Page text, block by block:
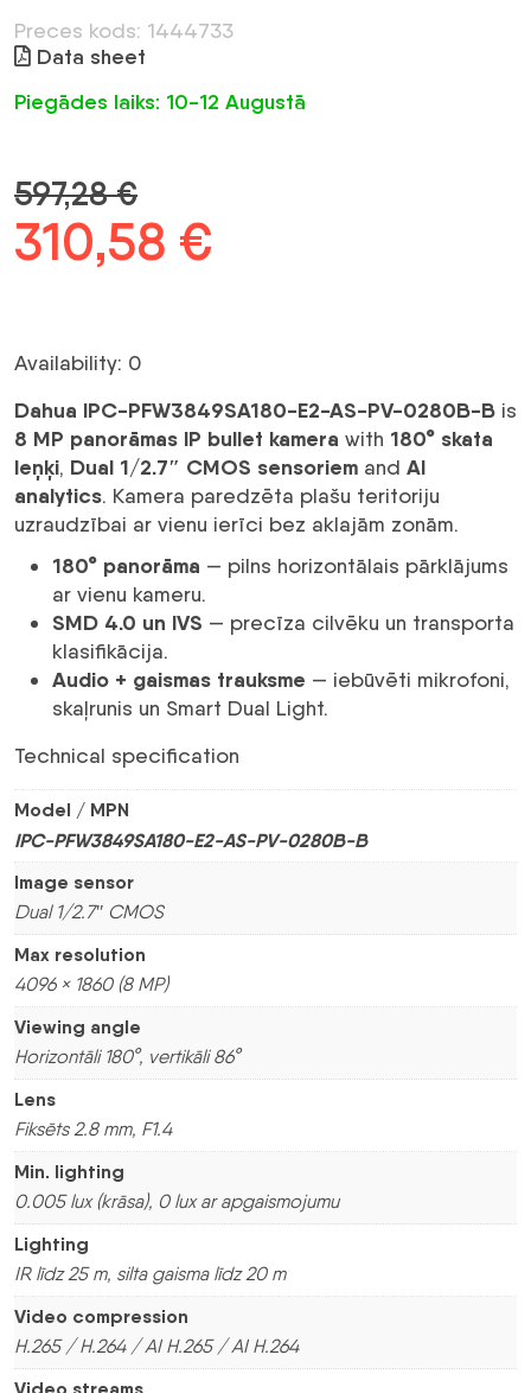
Preces kods: 1444733
Data sheet
Piegādes laiks: 10-12 Augustā
597,28€
Original
was:
597,28 €.
310,58 €
310,58 €.
Availability: 0
Dahua IPC-PFW3849SA180-E2-AS-PV-0280B-B is
8 MP panorāmas IP bullet kamera with 180° skata
leņķi, Dual 1/2.7″ CMOS sensoriem and AI
analytics. Kamera paredzēta plašu teritoriju
uzraudzībai ar vienu ierīci bez aklajām zonām.
180° panorāma — pilns horizontālais pārklājums
ar vienu kameru.
SMD 4.0 un IVS — precīza cilvēku un transporta
klasifikācija.
Audio + gaismas trauksme — iebūvēti mikrofoni,
skaļrunis un Smart Dual Light.
Technical specification
Model / MPN
IPC-PFW3849SA180-E2-AS-PV-0280B-B
Image sensor
Dual 1/2.7″ CMOS
Max resolution
4096 × 1860 (8 MP)
Viewing angle
Horizontāli 180°, vertikāli 86°
Lens
Fiksēts 2.8 mm, F1.4
Min. lighting
0.005 lux (krāsa), 0 lux ar apgaismojumu
Lighting
IR līdz 25 m, silta gaisma līdz 20 m
Video compression
H.265 / H.264 / AI H.265 / AI H.264